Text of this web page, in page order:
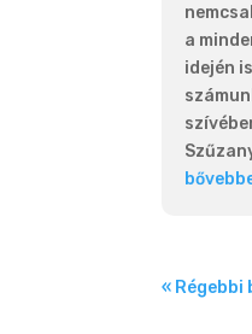
a
idején
« Régebbi